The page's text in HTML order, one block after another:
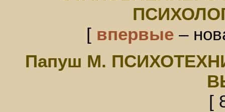
[ впервые –
Папуш М.
[